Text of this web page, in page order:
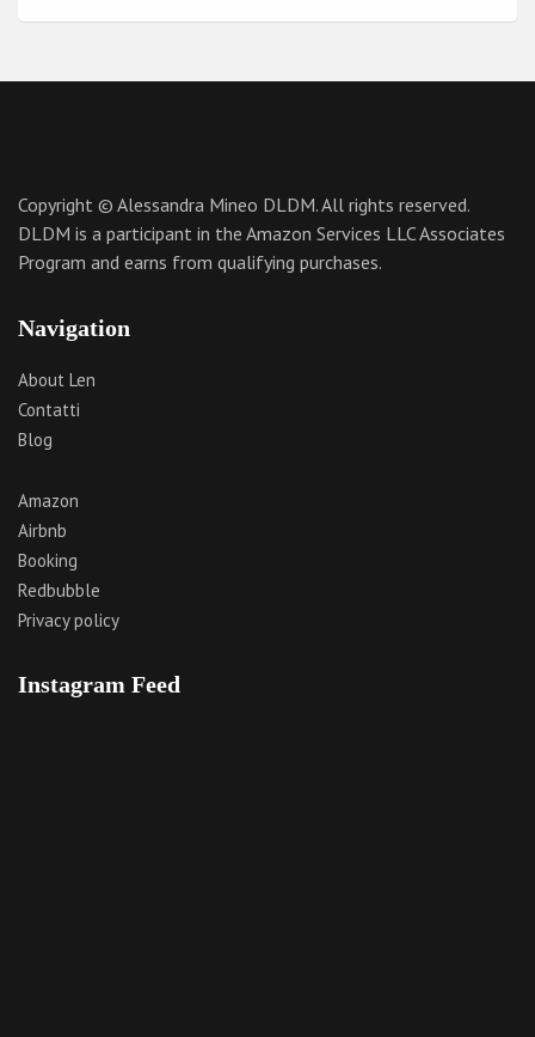
Copyright © Alessandra Mineo DLDM. All rights reserved.
DLDM is a participant in the Amazon Services LLC Associates
Program and earns from qualifying purchases.
Navigation
About Len
Contatti
Blog
Amazon
Airbnb
Booking
Redbubble
Privacy policy
Instagram Feed